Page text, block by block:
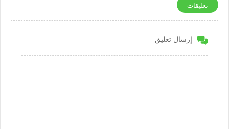
تعليقات
إرسال تعليق